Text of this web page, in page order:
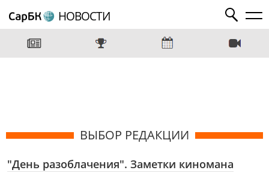
НОВОСТИ
ВЫБОР РЕДАКЦИИ
"День разоблачения". Заметки киномана